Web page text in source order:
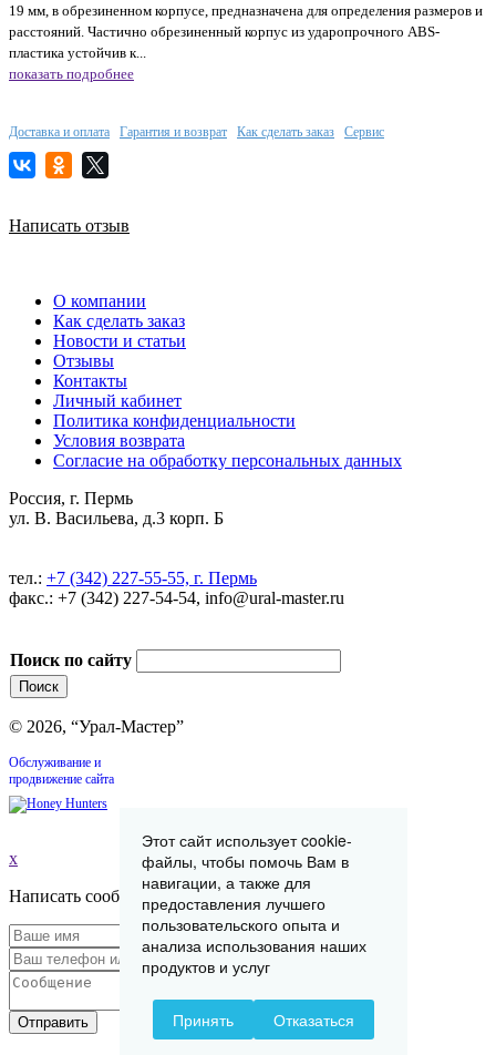
19 мм, в обрезиненном корпусе, предназначена для определения размеров и
расстояний. Частично обрезиненный корпус из ударопрочного ABS-
пластика устойчив к...
показать подробнее
Доставка и оплата Гарантия и возврат Как сделать заказ Сервис
Написать отзыв
О компании
Как сделать заказ
Новости и статьи
Отзывы
Контакты
Личный кабинет
Политика конфиденциальности
Условия возврата
Согласие на обработку персональных данных
Россия, г. Пермь
ул. В. Васильева, д.3 корп. Б
тел.: +7 (342) 227-55-55, г. Пермь
факс.: +7 (342) 227-54-54, info@ural-master.ru
Поиск по сайту
© 2026, “Урал-Мастер”
Обслуживание и
продвижение сайта
x
Написать сообщение
Отправить
Этот сайт использует cookie-
файлы, чтобы помочь Вам в
навигации, а также для
предоставления лучшего
пользовательского опыта и
анализа использования наших
продуктов и услуг
Принять Отказаться